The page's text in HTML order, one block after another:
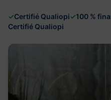
✓Certifié Qualiopi✓100 %
Certifié Qualiopi